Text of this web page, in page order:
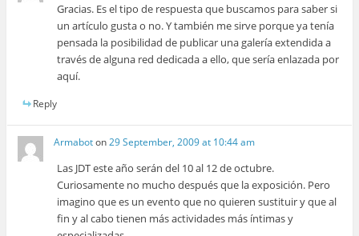
Gracias. Es el tipo de respuesta que buscamos para saber si
un artículo gusta o no. Y también me sirve porque ya tenía
pensada la posibilidad de publicar una galería extendida a
través de alguna red dedicada a ello, que sería enlazada por
aquí.
Reply
Armaboton29 September, 2009 at 10:44 am
Las JDT este año serán del 10 al 12 de octubre.
Curiosamente no mucho después que la exposición. Pero
imagino que es un evento que no quieren sustituir y que al
fin y al cabo tienen más actividades más íntimas y